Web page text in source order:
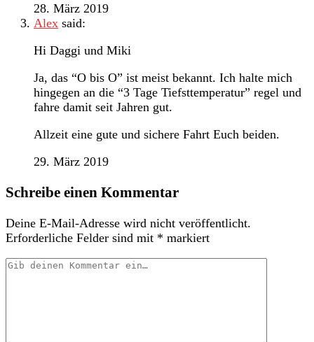
28. März 2019
Alex said:
Hi Daggi und Miki
Ja, das “O bis O” ist meist bekannt. Ich halte mich
hingegen an die “3 Tage Tiefsttemperatur” regel und
fahre damit seit Jahren gut.
Allzeit eine gute und sichere Fahrt Euch beiden.
29. März 2019
Schreibe einen Kommentar
Deine E-Mail-Adresse wird nicht veröffentlicht.
Erforderliche Felder sind mit * markiert
Dein